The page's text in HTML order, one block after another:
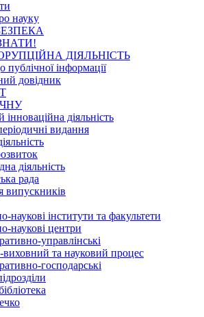
науку
ДІЯЛЬНІСТЬ
публічної інформації
довідник
ЧНУ
інноваційна діяльність
видання
діяльність
рада
випускників
наукові інститути та факультети
наукові центри
управлінські
виховний та науковий процес
господарські